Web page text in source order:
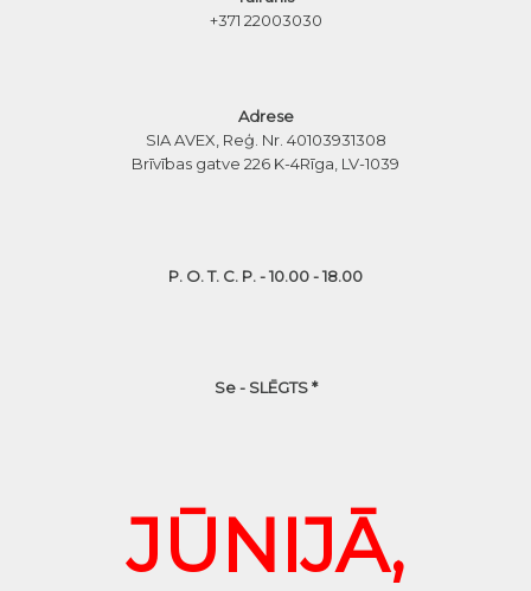
+371 22003030
Adrese
SIA AVEX, Reģ. Nr. 40103931308
Brīvības gatve 226 K-4Rīga, LV-1039
P. O. T. C. P. - 10.00 - 18.00
Se - SLĒGTS *
JŪNIJĀ,